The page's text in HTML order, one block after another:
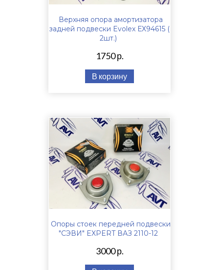
Верхняя опора амортизатора
задней подвески Evolex ЕХ94615 (
2шт.)
1750 р.
В корзину
Опоры стоек передней подвески
"СЭВИ" EXPERT ВАЗ 2110-12
3000 р.